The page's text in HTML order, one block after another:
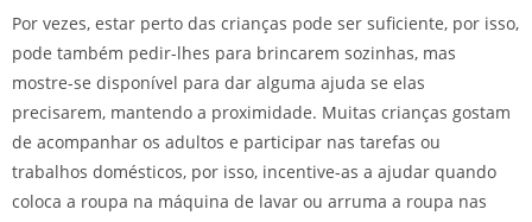
Por vezes, estar perto das crianças pode ser suficiente, por isso,
pode também pedir-lhes para brincarem sozinhas, mas
mostre-se disponível para dar alguma ajuda se elas
precisarem, mantendo a proximidade. Muitas crianças gostam
de acompanhar os adultos e participar nas tarefas ou
trabalhos domésticos, por isso, incentive-as a ajudar quando
coloca a roupa na máquina de lavar ou arruma a roupa nas